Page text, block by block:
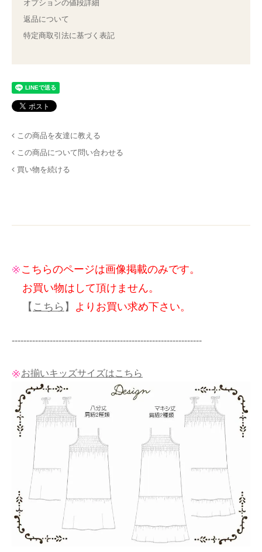
オプションの値段詳細
返品について
特定商取引法に基づく表記
この商品を友達に教える
この商品について問い合わせる
買い物を続ける
こちらのページは画像掲載のみです。
お買い物はして頂けません。
【 こちら 】 よりお買い求め下さい。
-----------------------------------------------------------------
お揃いキッズサイズはこちら